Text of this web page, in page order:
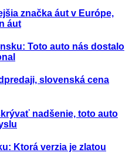
značka áut v Európe,
áut
Toto auto nás dostalo
slovenská cena
nadšenie, toto auto
Ktorá verzia je zlatou